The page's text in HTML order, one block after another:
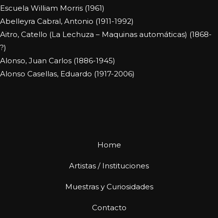
Escuela William Morris (1961)
Abelleyra Cabral, Antonio (1911-1992)
Aitro, Catello (La Lechuza – Maquinas automáticas) (1868-
?)
Alonso, Juan Carlos (1886-1945)
Alonso Casellas, Eduardo (1917-2006)
Home
Artistas / Instituciones
Muestras y Curiosidades
Contacto